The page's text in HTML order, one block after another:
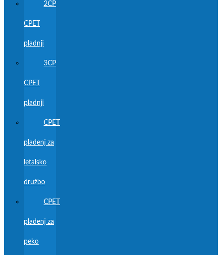
2CP
CPET
pladnji
3CP
CPET
pladnji
CPET
pladenj za
letalsko
družbo
CPET
pladenj za
peko